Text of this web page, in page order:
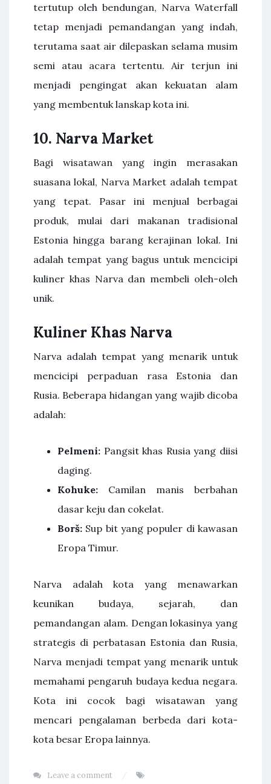
tertutup oleh bendungan, Narva Waterfall
tetap menjadi pemandangan yang indah,
terutama saat air dilepaskan selama musim
semi atau acara tertentu. Air terjun ini
menjadi pengingat akan kekuatan alam
yang membentuk lanskap kota ini.
10. Narva Market
Bagi wisatawan yang ingin merasakan
suasana lokal, Narva Market adalah tempat
yang tepat. Pasar ini menjual berbagai
produk, mulai dari makanan tradisional
Estonia hingga barang kerajinan lokal. Ini
adalah tempat yang bagus untuk mencicipi
kuliner khas Narva dan membeli oleh-oleh
unik.
Kuliner Khas Narva
Narva adalah tempat yang menarik untuk
mencicipi perpaduan rasa Estonia dan
Rusia. Beberapa hidangan yang wajib dicoba
adalah:
Pelmeni: Pangsit khas Rusia yang diisi
daging.
Kohuke: Camilan manis berbahan
dasar keju dan cokelat.
Borš: Sup bit yang populer di kawasan
Eropa Timur.
Narva adalah kota yang menawarkan
keunikan budaya, sejarah, dan
pemandangan alam. Dengan lokasinya yang
strategis di perbatasan Estonia dan Rusia,
Narva menjadi tempat yang menarik untuk
memahami pengaruh budaya kedua negara.
Kota ini cocok bagi wisatawan yang
mencari pengalaman berbeda dari kota-
kota besar Eropa lainnya.
Leave a comment